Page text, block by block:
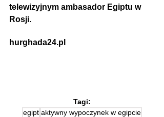
telewizyjnym ambasador Egiptu w
Rosji.
hurghada24.pl
Tagi:
egipt aktywny wypoczynek w egipcie